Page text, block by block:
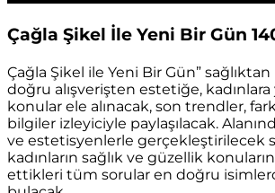
Çağla Şikel İle Yeni Bir Gün
Çağla Şikel ile Yeni Bir Gün”
doğru alışverişten estetiğe,
konular ele alınacak, son trendler,
bilgiler izleyiciyle paylaşılacak.
ve estetisyenlerle gerçekleştirilecek
kadınların sağlık ve güzellik
ettikleri tüm sorular en doğru